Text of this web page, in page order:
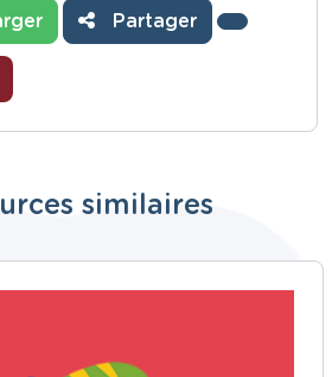
Partager
similaires